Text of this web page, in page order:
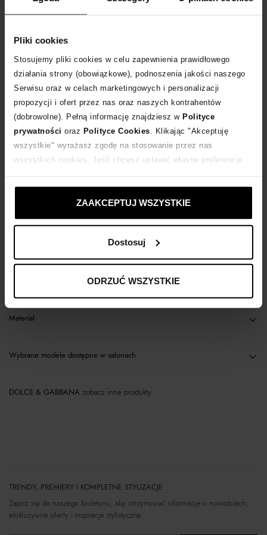
Pliki cookies
Stosujemy pliki cookies w celu zapewnienia prawidłowego
działania strony (obowiązkowe), podnoszenia jakości naszego
Serwisu oraz w celach marketingowych i personalizacji
propozycji i ofert przez nas oraz naszych kontrahentów
(dobrowolne). Pełną informację znajdziesz w Polityce
prywatności oraz Polityce Cookies . Klikając "Akceptuję
wszystkie" wyrażasz zgodę na stosowanie przez nas
wszystkich cookies. Jeśli chcesz ustawić własne preferencje
ustawienia prywatności.
ZAAKCEPTUJ WSZYSTKIE
Dostosuj
ODRZUĆ WSZYSTKIE
WYBIERZ ROZMIAR
DODAJ DO KOSZYKA
Dostawa
14 dni na zwrot towaru
+434 punktówzyskujesz w Klubie Korzyści Sprawdź
Kup teraz, Zapłać później!
Materiał
Wybrane modele dostępne w salonach
DOLCE & GABBANA zobacz inne produkty
TRENDY, PREMIERY I KOMPLETNE STYLIZACJE
Zapisz się do naszego biuletynu, aby otrzymywać informacje o nowościach,
ekskluzywne oferty i inspiracje stylistyczne.